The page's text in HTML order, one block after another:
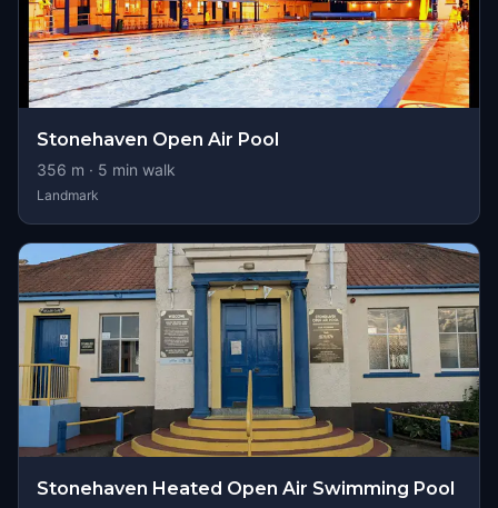
Stonehaven Open Air Pool
356 m · 5 min walk
Landmark
Stonehaven Heated Open Air Swimming Pool